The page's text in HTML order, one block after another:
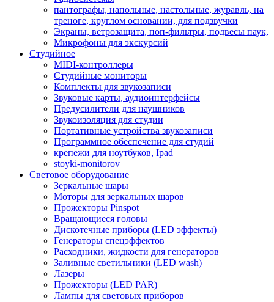
пантографы, напольные, настольные, журавль, на
треноге, круглом основании, для подзвучки
Экраны, ветрозащита, поп-фильтры, подвесы паук,
Микрофоны для экскурсий
Студийное
MIDI-контроллеры
Студийные мониторы
Комплекты для звукозаписи
Звуковые карты, аудиоинтерфейсы
Предусилители для наушников
Звукоизоляция для студии
Портативные устройства звукозаписи
Программное обеспечение для студий
крепежи для ноутбуков, Ipad
stoyki-monitorov
Световое оборудование
Зеркальные шары
Моторы для зеркальных шаров
Прожекторы Pinspot
Вращающиеся головы
Дискотечные приборы (LED эффекты)
Генераторы спецэффектов
Расходники, жидкости для генераторов
Заливные светильники (LED wash)
Лазеры
Прожекторы (LED PAR)
Лампы для световых приборов